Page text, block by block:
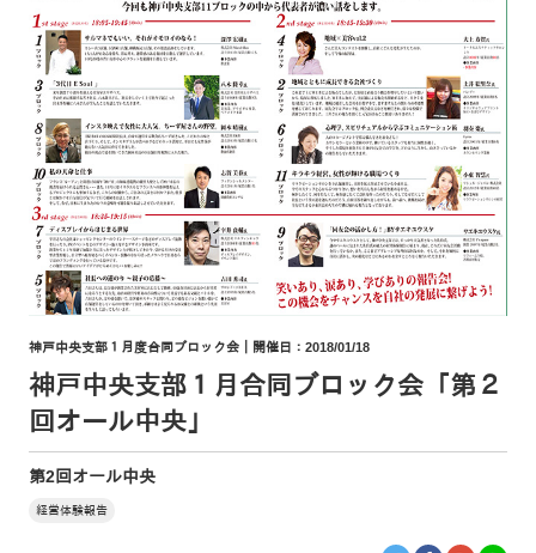
神戸中央支部１月度合同ブロック会｜開催日：2018/01/18
神戸中央支部１月合同ブロック会「第２
回オール中央」
第2回オール中央
経営体験報告